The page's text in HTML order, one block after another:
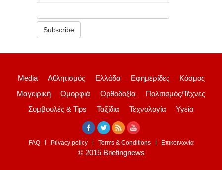
Subscribe
Media Αθλητισμός Ελλάδα Εφημερίδες
Κόσμος
Μαγειρική
Ομορφιά Ορθοδοξία
Πολιτισμός/Τέχνες
Συμβουλές & Tips
Ταξίδια Τεχνολογία Υγεία
FAQ Privacy policy Terms & Conditions Επικοινωνία
© 2015 Briefingnews